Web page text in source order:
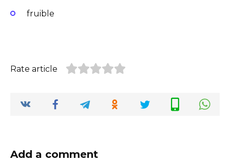
fruible
Rate article
Add a comment